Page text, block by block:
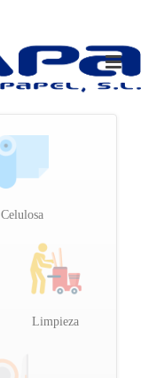
Celulosa
Limpieza